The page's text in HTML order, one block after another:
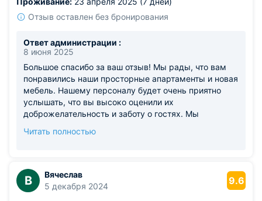
Отзыв оставлен без бронирования
Ответ администрации :
8 июня 2025
Большое спасибо за ваш отзыв! Мы рады, что вам
понравились наши просторные апартаменты и новая
мебель. Нашему персоналу будет очень приятно
услышать, что вы высоко оценили их
доброжелательность и заботу о гостях. Мы
действительно делают отдых более приятным. Мы
учтём это в будущем, чтобы ваш следующий визит
был ещё более комфортным. Будем рады снова
приветствовать вас в наших апартаментах и
Читать полностью
В
Вячеслав
5 декабря 2024
9.6